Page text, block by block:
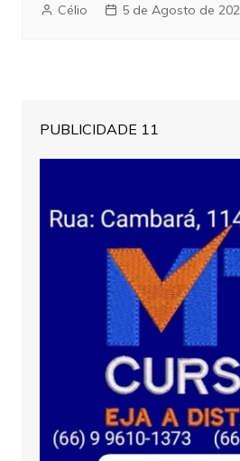
Célio 5 de Agosto de
PUBLICIDADE 11